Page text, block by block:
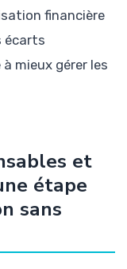
financière
écarts
mieux gérer les
et
étape
sans